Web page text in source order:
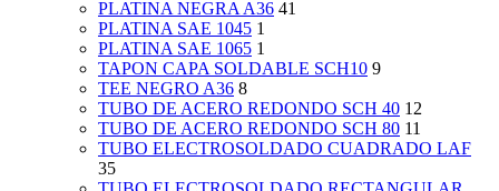
PLATINA NEGRA A36 41
PLATINA SAE 1045 1
PLATINA SAE 1065 1
TAPON CAPA SOLDABLE SCH10 9
TEE NEGRO A36 8
TUBO DE ACERO REDONDO SCH 40 12
TUBO DE ACERO REDONDO SCH 80 11
TUBO ELECTROSOLDADO CUADRADO LAF
35